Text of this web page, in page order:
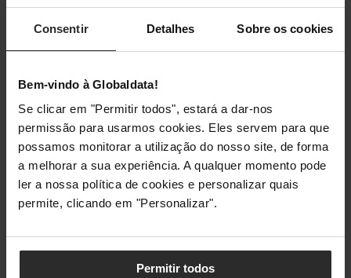
Consentir Detalhes Sobre os cookies
Bem-vindo à Globaldata!
Se clicar em "Permitir todos", estará a dar-nos
permissão para usarmos cookies. Eles servem para que
possamos monitorar a utilização do nosso site, de forma
a melhorar a sua experiência. A qualquer momento pode
ler a nossa política de cookies e personalizar quais
permite, clicando em "Personalizar".
Permitir todos
conferindo-lhes robustez e consistência. O interior
almofadado é composto por espuma fria e os apoios para
bases da TX Series, revestidas em pó de alumínio, têm um
acabamento baço e resistente. As rodas de nylon de 60
milímetros são designadas para serem silenciosas em
superfícies duras e macias, de forma a não “poluir” o teu
ambiente com ruído.
A TX Series da noblechairs foi concebida em conjunto com
durante longos períodos, uma ergonomia superior e
requintada. A noblechairs já venceu o prémio de